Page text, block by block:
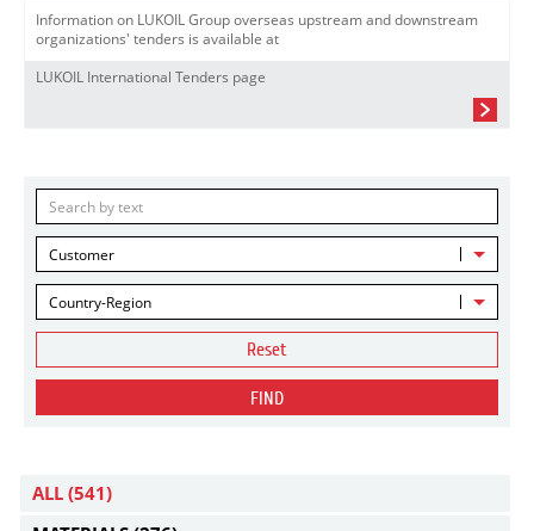
Information on LUKOIL Group overseas upstream and downstream
organizations' tenders is available at
LUKOIL International Tenders page
Customer
Country-Region
Reset
FIND
ALL (541)